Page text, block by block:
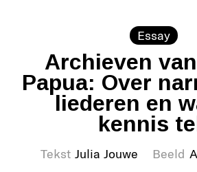
Essay
Archieven
Papua: Over
liederen en
kennis
Tekst Julia Jouwe Beeld